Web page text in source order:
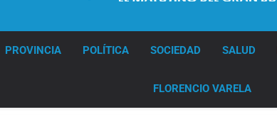
PROVINCIA POLÍTICA SOCIEDAD SALUD
FLORENCIO VARELA